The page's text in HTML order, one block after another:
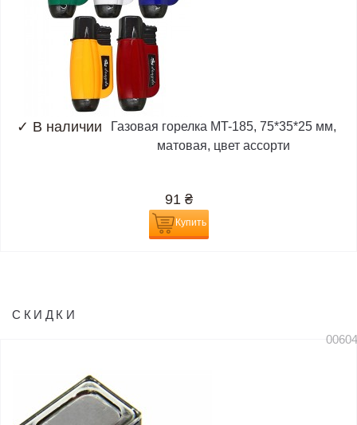
✓ В наличии
Газовая горелка MT-185, 75*35*25 мм,
матовая, цвет ассорти
91 ₴
Купить
СКИДКИ